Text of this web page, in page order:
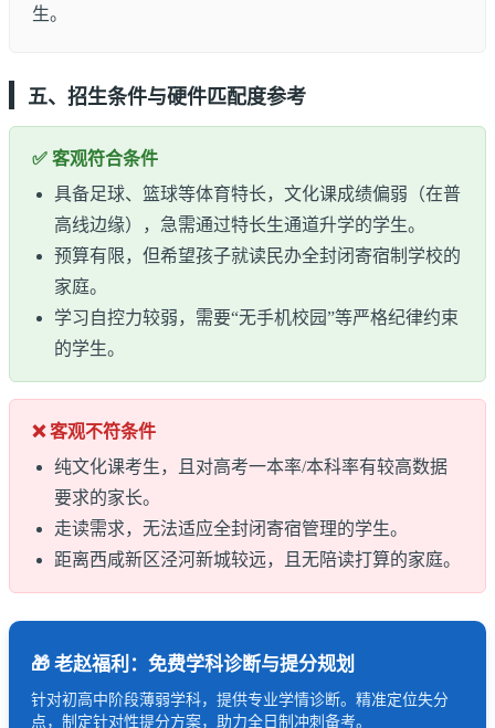
生。
五、招生条件与硬件匹配度参考
✅ 客观符合条件
具备足球、篮球等体育特长，文化课成绩偏弱（在普
高线边缘），急需通过特长生通道升学的学生。
预算有限，但希望孩子就读民办全封闭寄宿制学校的
家庭。
学习自控力较弱，需要“无手机校园”等严格纪律约束
的学生。
❌ 客观不符条件
纯文化课考生，且对高考一本率/本科率有较高数据
要求的家长。
走读需求，无法适应全封闭寄宿管理的学生。
距离西咸新区泾河新城较远，且无陪读打算的家庭。
🎁 老赵福利：免费学科诊断与提分规划
针对初高中阶段薄弱学科，提供专业学情诊断。精准定位失分
点，制定针对性提分方案，助力全日制冲刺备考。